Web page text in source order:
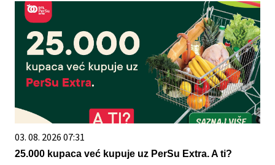
03. 08. 2026 07:31
25.000 kupaca već kupuje uz PerSu Extra. A ti?